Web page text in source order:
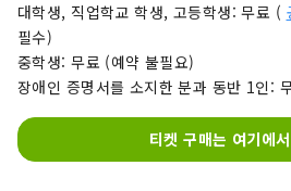
대학생, 직업학교 학생, 고등학생: 무료 (
필수)
중학생: 무료 (예약 불필요)
장애인 증명서를 소지한 분과 동반 1인:
티켓 구매는 여기에